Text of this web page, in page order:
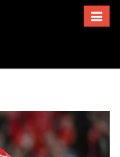
Toggle